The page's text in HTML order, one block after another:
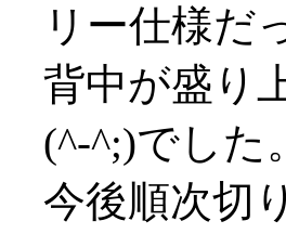
リー仕様だ
背中が盛り
(^-^;)でした。
今後順次切